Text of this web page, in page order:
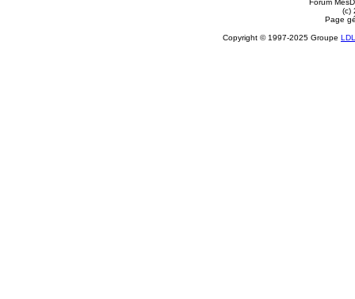
Forum
(c)
Page
Copyright © 1997-2025 Groupe